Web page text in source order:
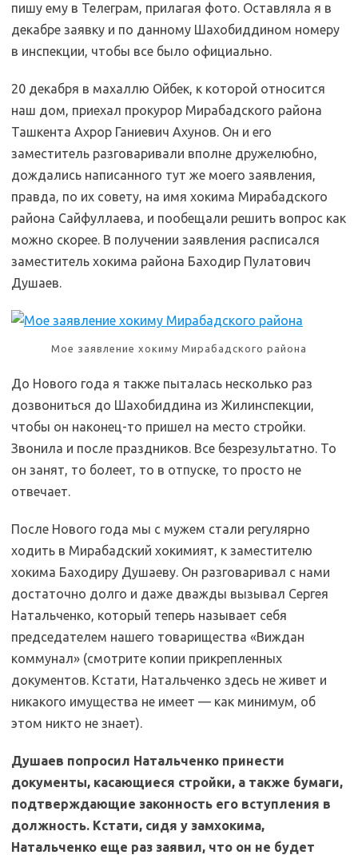
пишу ему в Телеграм, прилагая фото. Оставляла я в
декабре заявку и по данному Шахобиддином номеру
в инспекции, чтобы все было официально.
20 декабря в махаллю Ойбек, к которой относится
наш дом, приехал прокурор Мирабадского района
Ташкента Ахрор Ганиевич Ахунов. Он и его
заместитель разговаривали вполне дружелюбно,
дождались написанного тут же моего заявления,
правда, по их совету, на имя хокима Мирабадского
района Сайфуллаева, и пообещали решить вопрос как
можно скорее. В получении заявления расписался
заместитель хокима района Баходир Пулатович
Душаев.
Мое заявление хокиму Мирабадского района
До Нового года я также пыталась несколько раз
дозвониться до Шахобиддина из Жилинспекции,
чтобы он наконец-то пришел на место стройки.
Звонила и после праздников. Все безрезультатно. То
он занят, то болеет, то в отпуске, то просто не
отвечает.
После Нового года мы с мужем стали регулярно
ходить в Мирабадский хокимият, к заместителю
хокима Баходиру Душаеву. Он разговаривал с нами
достаточно долго и даже дважды вызывал Сергея
Натальченко, который теперь называет себя
председателем нашего товарищества «Виждан
коммунал» (смотрите копии прикрепленных
документов. Кстати, Натальченко здесь не живет и
никакого имущества не имеет — как минимум, об
этом никто не знает).
Душаев попросил Натальченко принести
документы, касающиеся стройки, а также бумаги,
подтверждающие законность его вступления в
должность. Кстати, сидя у замхокима,
Натальченко еще раз заявил, что он не будет